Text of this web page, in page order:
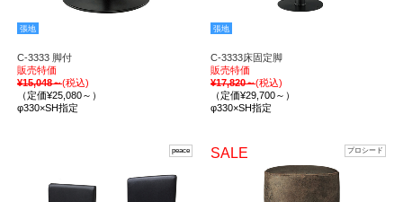
張地
C-3333 脚付
販売特価
¥15,048～(税込)
（定価¥25,080～）
φ330×SH指定
張地
C-3333床固定脚
販売特価
¥17,820～(税込)
（定価¥29,700～）
φ330×SH指定
peace SALE プロシード